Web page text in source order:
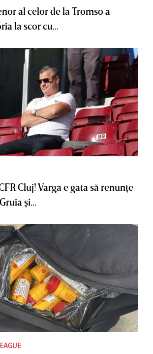
al celor de la Tromso a
la scor cu...
Cluj! Varga e gata să renunţe
şi...